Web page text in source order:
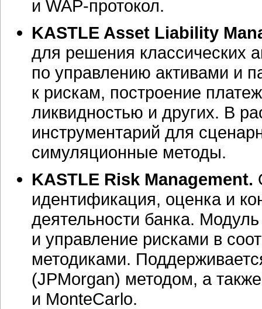
и WAP-протокол.
KASTLE Asset Liability
для решения классических
по управлению активами и
к рискам, построение
ликвидностью и других. В
инструментарий для
симуляционные методы.
KASTLE Risk Management.
идентификация, оценка и
деятельности банка.
и управление рисками в
методиками.
(JPMorgan) методом, а
и MonteCarlo.